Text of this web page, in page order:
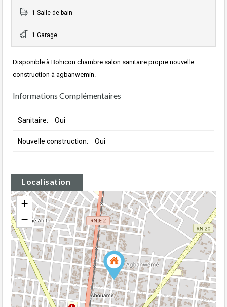
1 Salle de bain
1 Garage
Disponible à Bohicon chambre salon sanitaire propre nouvelle
construction à agbanwemin.
Informations Complémentaires
Sanitaire: Oui
Nouvelle construction: Oui
Localisation
+
−